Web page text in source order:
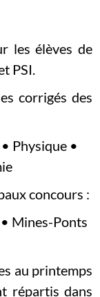
les élèves de
PSI.
corrigés des
Physique •
concours :
Mines-Ponts
au printemps
répartis dans